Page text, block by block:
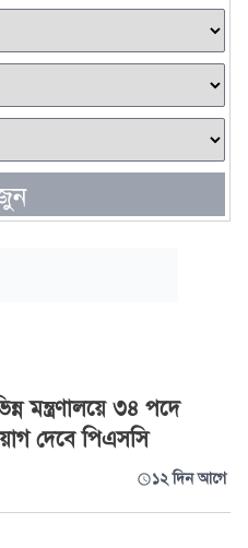
মন্ত্রণালয়ে ৩৪ পদে
দেবে পিএসসি
১২ দিন আগে